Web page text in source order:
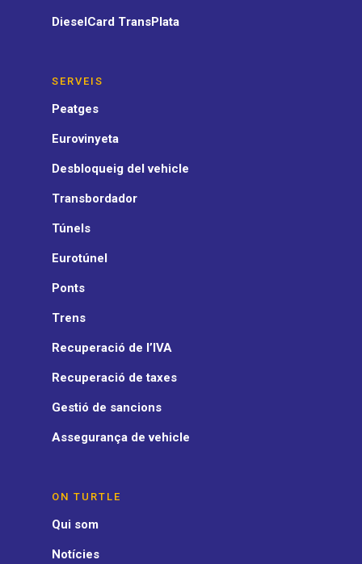
DieselCard TransPlata
SERVEIS
Peatges
Eurovinyeta
Desbloqueig del vehicle
Transbordador
Túnels
Eurotúnel
Ponts
Trens
Recuperació de l’IVA
Recuperació de taxes
Gestió de sancions
Assegurança de vehicle
ON TURTLE
Qui som
Notícies